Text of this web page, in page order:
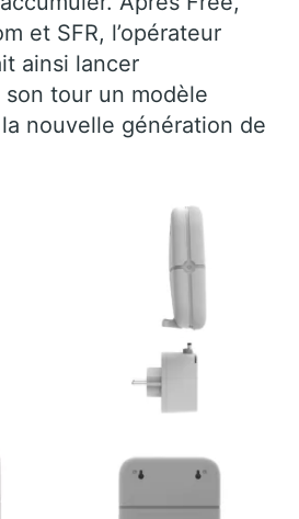
et SFR, l’opérateur
ainsi lancer
tour un modèle
nouvelle génération de